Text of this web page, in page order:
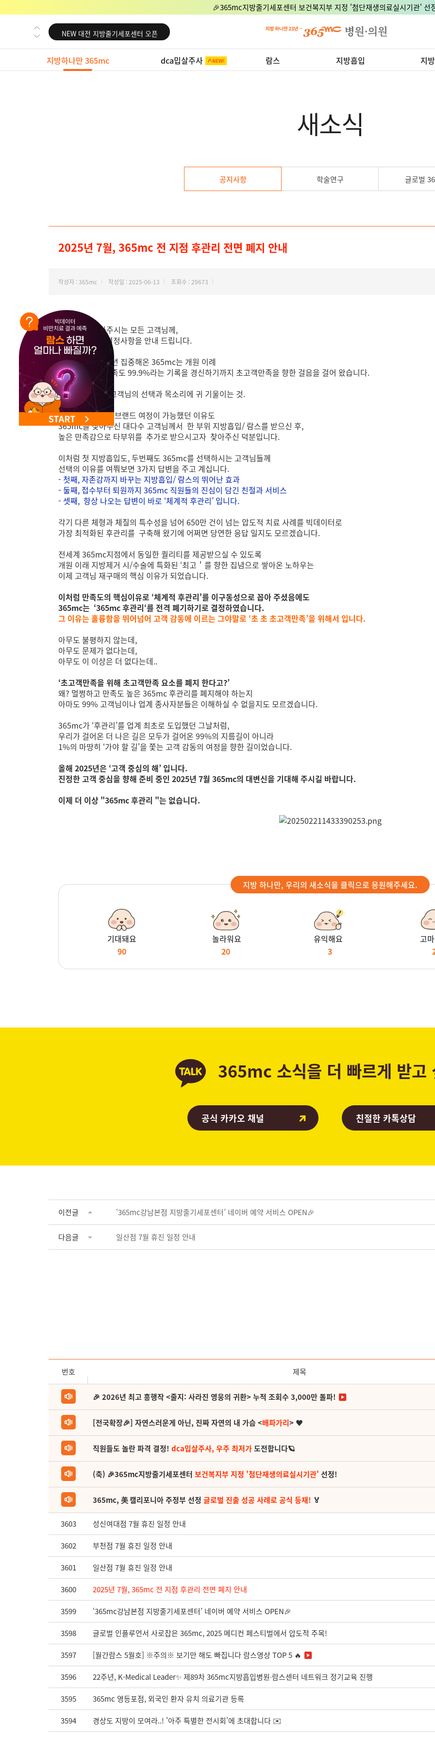
🎉365mc지방줄기세포센터 보건복지부 지정 '첨단재생의료실시기관' 선
NEW 교대 지방줄기세포센터 오픈
NEW 대전 지방줄기세포센터 오픈
NEW 노원 지방줄기세포센터 오픈
NEW 미국 LA점 오픈
지방하나만 365mc dca밉살주사 람스 지방흡입 지
새소식
공지사항 학술연구 글로벌
2025년 7월, 365mc 전 지점 후관리 전면 폐지 안내
작성자 : 365mc 작성일 : 2025-06-13 조회수 : 29673
365mc를 찾아주시는 모든 고객님께,
긴급하게 중요 결정사항을 안내 드립니다.
‘지방 하나만’ 22년 집중해온 365mc는 개원 이례
지방흡입수술 만족도 99.9%라는 기록을 경신하기까지 초고객만족을 향한 걸음을 걸어 왔습니다.
그 비결은, 단연 고객님의 선택과 목소리에 귀 기울이는 것.
22년의 지속되는 브랜드 여정이 가능했던 이유도
365mc를 찾아주신 대다수 고객님께서 한 부위 지방흡입/ 람스를 받으신 후,
높은 만족감으로 타부위를 추가로 받으시고자 찾아주신 덕분입니다.
이처럼 첫 지방흡입도, 두번째도 365mc를 선택하시는 고객님들께
선택의 이유를 여쭤보면 3가지 답변을 주고 계십니다.
- 첫째, 자존감까지 바꾸는 지방흡입/ 람스의 뛰어난 효과
- 둘째, 접수부터 퇴원까지 365mc 직원들의 진심이 담긴 친절과 서비스
- 셋째, 항상 나오는 답변이 바로 ‘체계적 후관리’ 입니다.
각기 다른 체형과 체질의 특수성을 넘어 650만 건이 넘는 압도적 치료 사례를 빅데이터로
가장 최적화된 후관리를 구축해 왔기에 어쩌면 당연한 응답 일지도 모르겠습니다.
전세계 365mc지점에서 동일한 퀄리티를 제공받으실 수 있도록
개원 이래 지방제거 시/수술에 특화된 ‘최고＇를 향한 집념으로 쌓아온 노하우는
이제 고객님 재구매의 핵심 이유가 되었습니다.
이처럼 만족도의 핵심이유로 ‘체계적 후관리'를 이구동성으로 꼽아 주셨음에도
365mc는 ‘365mc 후관리‘를 전격 폐기하기로 결정하였습니다.
그 이유는 훌륭함을 뛰어넘어 고객 감동에 이르는 그야말로 ‘초 초 초고객만족’을 위해서 입니다.
아무도 불평하지 않는데,
아무도 문제가 없다는데,
아무도 이 이상은 더 없다는데..
‘초고객만족을 위해 초고객만족 요소를 폐지 한다고?’
왜? 멀쩡하고 만족도 높은 365mc 후관리를 폐지해야 하는지
아마도 99% 고객님이나 업계 종사자분들은 이해하실 수 없을지도 모르겠습니다.
365mc가 ‘후관리’를 업계 최초로 도입했던 그날처럼,
우리가 걸어온 더 나은 길은 모두가 걸어온 99%의 지름길이 아니라
1%의 마땅히 ‘가야 할 길'을 쫓는 고객 감동의 여정을 향한 길이었습니다.
올해 2025년은 ‘고객 중심의 해’ 입니다.
진정한 고객 중심을 향해 준비 중인 2025년 7월 365mc의 대변신을 기대해 주시길 바랍니다.
이제 더 이상 "365mc 후관리 "는 없습니다.
지방 하나만, 우리의 새소식을 클릭으로 응원해주세요.
기대돼요
90
놀라워요
20
유익해요
3
고
365mc 소식을 더 빠르게 받고
공식 카카오 채널 친절한 카톡상담
이전글 ‘365mc강남본점 지방줄기세포센터’ 네이버 예약 서비스 OPEN🎉
다음글 일산점 7월 휴진 일정 안내
번호 제목
🎉 2026년 최고 흥행작 <줄지: 사라진 영웅의 귀환> 누적 조회수 3,000만 돌파!
[전국확장🎉] 자연스러운게 아닌, 진짜 자연의 내 가슴 <배파가리> ♥
직원들도 놀란 파격 결정! dca밉살주사, 우주 최저가도전합니다🪐
(축) 🎉365mc지방줄기세포센터 보건복지부 지정 '첨단재생의료실시기관' 선정!
365mc, 美 캘리포니아 주정부 선정 글로벌 진출 성공 사례로 공식 등재! 🏅
3603 성신여대점 7월 휴진 일정 안내
3602 부천점 7월 휴진 일정 안내
3601 일산점 7월 휴진 일정 안내
3600 2025년 7월, 365mc 전 지점 후관리 전면 폐지 안내
3599 ‘365mc강남본점 지방줄기세포센터’ 네이버 예약 서비스 OPEN🎉
3598 글로벌 인플루언서 사로잡은 365mc, 2025 메디컨 페스티벌에서 압도적 주목!
3597 [월간람스 5월호] ※주의※ 보기만 해도 빠집니다 람스영상 TOP 5 🔥
3596 22주년, K-Medical Leader✨ 제89차 365mc지방흡입병원∙람스센터 네트워크 정기교육 진행
3595 365mc 영등포점, 외국인 환자 유치 의료기관 등록
3594 경상도 지방이 모여라..! '아주 특별한 전시회'에 초대합니다 ✉️